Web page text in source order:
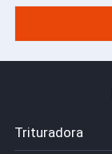
Trituradora